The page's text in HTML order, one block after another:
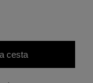
cesta